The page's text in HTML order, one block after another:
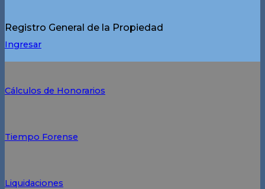
Registro General de la Propiedad
Ingresar
Cálculos de Honorarios
Tiempo Forense
Liquidaciones